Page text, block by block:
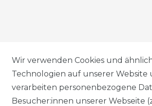
AGB
Wir verwenden Cookies und
Technologien auf unserer Website
verarbeiten personenbezogene
Besucher:innen unserer Webseite